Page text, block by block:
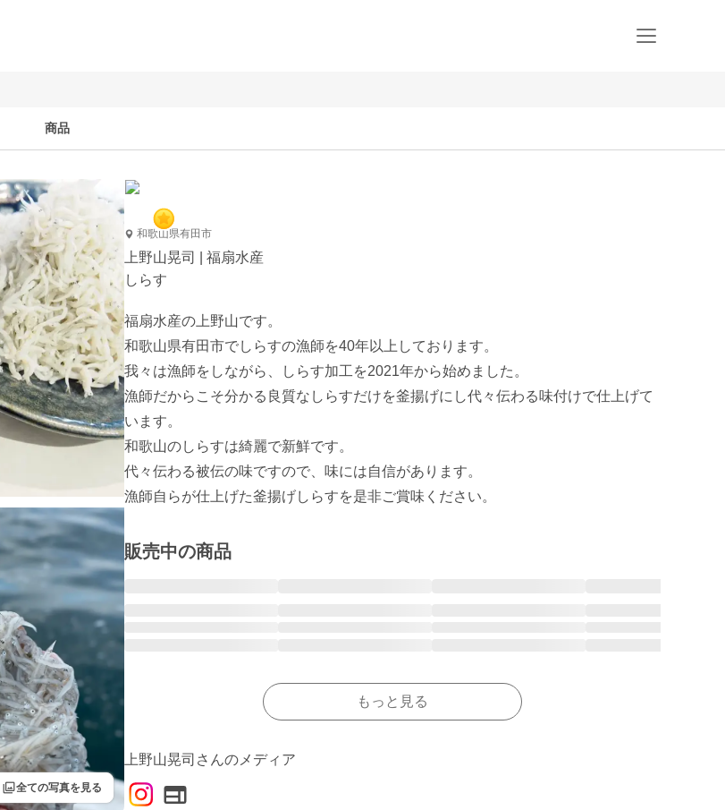
商品
filter全ての写真を見る
和歌山県有田市
上野山晃司 | 福扇水産
しらす
福扇水産の上野山です。
和歌山県有田市でしらすの漁師を40年以上しております。
我々は漁師をしながら、しらす加工を2021年から始めました。
漁師だからこそ分かる良質なしらすだけを釜揚げにし代々伝わる味付けで仕上げて
います。
和歌山のしらすは綺麗で新鮮です。
代々伝わる被伝の味ですので、味には自信があります。
漁師自らが仕上げた釜揚げしらすを是非ご賞味ください。
販売中の商品
もっと見る
上野山晃司さんのメディア